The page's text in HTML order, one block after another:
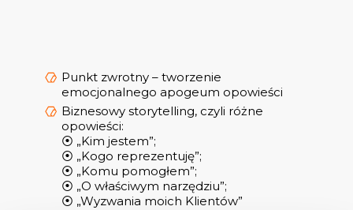
Punkt zwrotny – tworzenie
emocjonalnego apogeum opowieści
Biznesowy storytelling, czyli różne
opowieści:
⦿ „Kim jestem”;
⦿ „Kogo reprezentuję”;
⦿ „Komu pomogłem”;
⦿ „O właściwym narzędziu”;
⦿ „Wyzwania moich Klientów”